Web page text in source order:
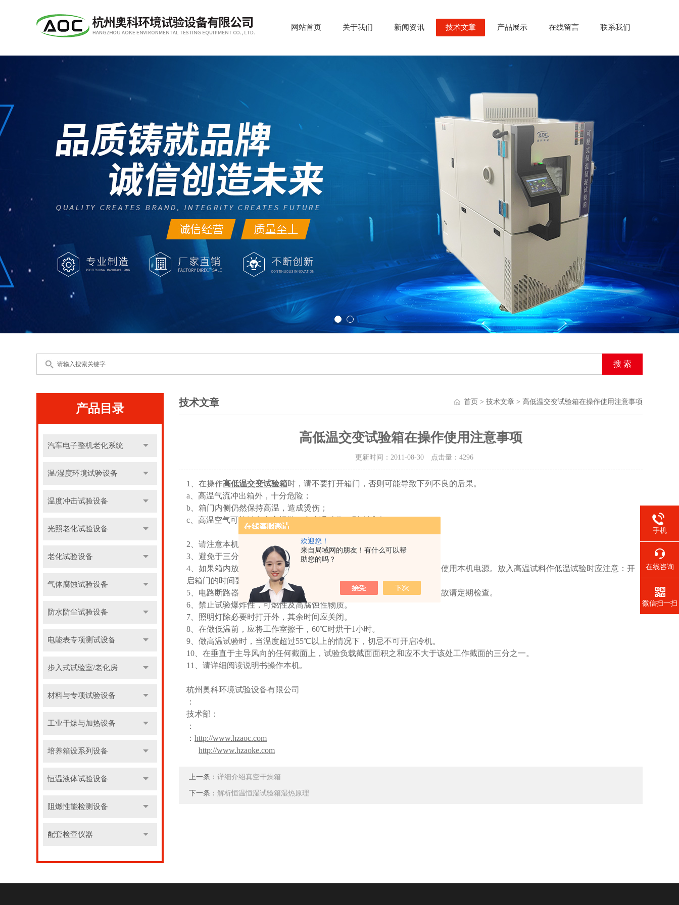
欢迎您！
来自局域网的朋友！有什么可以帮
助您的吗？
网站首页 关于我们 新闻资讯 技术文章 产品展示 在线留言 联系我们
产品目录
汽车电子整机老化系统
温/湿度环境试验设备
温度冲击试验设备
光照老化试验设备
老化试验设备
气体腐蚀试验设备
防水防尘试验设备
电能表专项测试设备
步入式试验室/老化房
材料与专项试验设备
工业干燥与加热设备
培养箱设系列设备
恒温液体试验设备
阻燃性能检测设备
配套检查仪器
技术文章 首页 > 技术文章 > 高低温交变试验箱在操作使用注意事项
高低温交变试验箱在操作使用注意事项
更新时间：2011-08-30 点击量： 4296
1、在操作高低温交变试验箱时，请不要打开箱门，否则可能导致下列不良的后果。
a、高温气流冲出箱外，十分危险；
b、箱门内侧仍然保持高温，造成烫伤；
c、高温空气可能触发火灾报警，产生误动作，影响试验；
2、请注意本机必须安全确实接地，以免产生静电感应。
3、避免于三分钟内关闭再开启冷冻机组。
4、如果箱内放置发热试品时，试品电源控制请使用外加电源，不要直接使用本机电源。放入高温试料作低温试验时应注意：开
启箱门的时间要尽可能的短。
5、电路断路器、超温保护器，提供本机测试品以及操作者的安全保护，故请定期检查。
6、禁止试验爆炸性，可燃性及高腐蚀性物质。
7、照明灯除必要时打开外，其余时间应关闭。
8、在做低温前，应将工作室擦干，60℃时烘干1小时。
9、做高温试验时，当温度超过55℃以上的情况下，切忌不可开启冷机。
10、在垂直于主导风向的任何截面上，试验负载截面面积之和应不大于该处工作截面的三分之一。
11、请详细阅读说明书操作本机。
杭州奥科环境试验设备有限公司
：
技术部：
：
： http://www.hzaoc.com
http://www.hzaoke.com
上一条： 详细介绍真空干燥箱
下一条： 解析恒温恒湿试验箱湿热原理
手机
在线咨询
微信扫一扫